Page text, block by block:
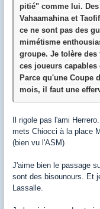
pitié" comme lui.
Vahaamahina et
ce ne sont pas des
mimétisme
groupe. Je tolère
ces joueurs
Parce qu'une Coupe
mois, il faut une
Il rigole pas l'ami
mets Chiocci à la place
(bien vu l'ASM)
J'aime bien le passage
sont des bisounours. Et
Lassalle.